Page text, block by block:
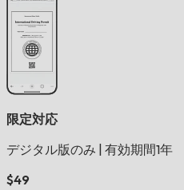
限定対応
デジタル版のみ 有効期間1年
$49